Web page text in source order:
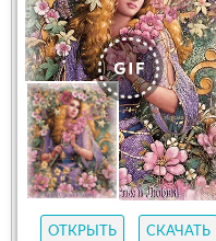
ОТКРЫТЬ СКАЧАТЬ